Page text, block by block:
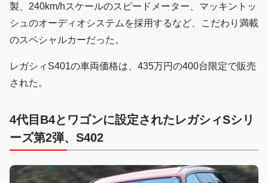
製、240km/hスケールのスピードメーター、マッキントッ
シュのオーディオシステムを採用するなど、こだわり満載
のスペシャルカーだった。
レガシィS401の車両価格は、435万円の400台限定で販売
された。
4代目B4とワゴンに設定されたレガシィSシリ
ーズ第2弾、S402